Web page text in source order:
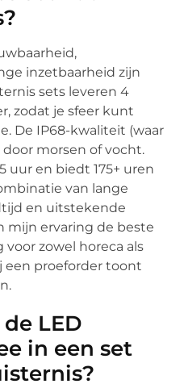
inzetbaarheid zijn
sets leveren 4
zodat je sfeer kunt
De IP68-kwaliteit (waar
morsen of vocht.
uur en biedt 175+ uren
van lange
en uitstekende
mijn ervaring de beste
zowel horeca als
een proeforder toont
LED
in een set